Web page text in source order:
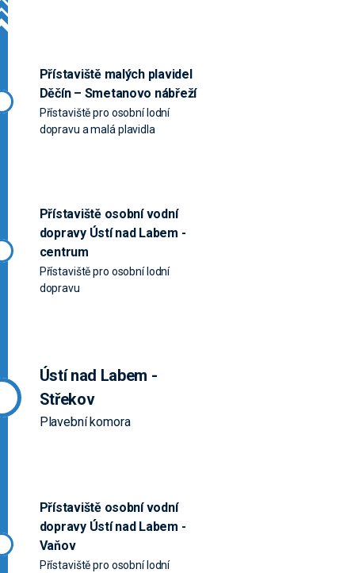
Přístaviště malých plavidel
Děčín – Smetanovo nábřeží
Přístaviště pro osobní lodní
dopravu a malá plavidla
Přístaviště osobní vodní
dopravy Ústí nad Labem -
centrum
Přístaviště pro osobní lodní
dopravu
Ústí nad Labem -
Střekov
Plavební komora
Přístaviště osobní vodní
dopravy Ústí nad Labem -
Vaňov
Přístaviště pro osobní lodní